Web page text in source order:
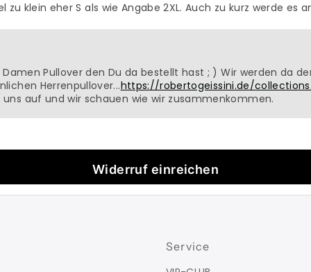
klein eher S als wie Angabe 2XL. Auch zu kurz werde es
Pullover den Du da bestellt hast ; ) Wir werden da
Herrenpullover...https://robertogeissini.de/
auf und wir schauen wie wir zusammenkommen.
Widerruf einreichen
Service